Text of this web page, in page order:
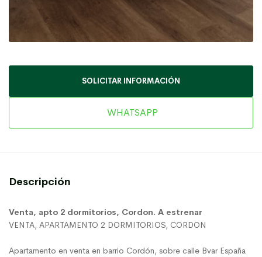
SOLICITAR INFORMACIÓN
WHATSAPP
Descripción
Venta, apto 2 dormitorios, Cordon. A estrenar
VENTA, APARTAMENTO 2 DORMITORIOS, CORDON
Apartamento en venta en barrio Cordón, sobre calle Bvar España